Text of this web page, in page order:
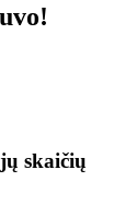
skaičių